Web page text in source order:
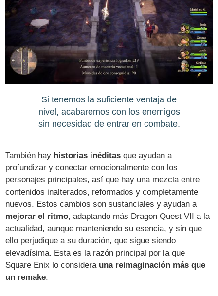
Si tenemos la suficiente ventaja de
nivel, acabaremos con los enemigos
sin necesidad de entrar en combate.
También hay historias inéditas que ayudan a
profundizar y conectar emocionalmente con los
personajes principales, así que hay una mezcla entre
contenidos inalterados, reformados y completamente
nuevos. Estos cambios son sustanciales y ayudan a
mejorar el ritmo, adaptando más Dragon Quest VII a la
actualidad, aunque manteniendo su esencia, y sin que
ello perjudique a su duración, que sigue siendo
elevadísima. Esta es la razón principal por la que
Square Enix lo considera una reimaginación más que
un remake.